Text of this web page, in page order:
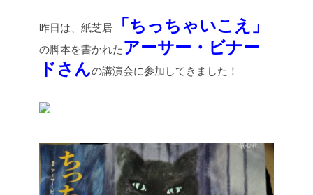
昨日は、紙芝居 「ちっちゃいこえ」
の脚本を書かれた アーサー・ビナー
ドさんの講演会に参加してきました！